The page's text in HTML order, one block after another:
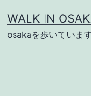
ン
テ
WALK IN
osakaを歩いています